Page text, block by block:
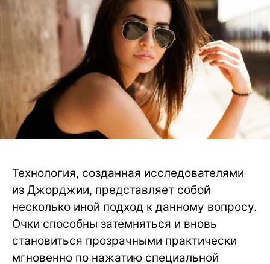
Технология, созданная исследователями
из Джорджии, представляет собой
несколько иной подход к данному вопросу.
Очки способны затемняться и вновь
становиться прозрачными практически
мгновенно по нажатию специальной